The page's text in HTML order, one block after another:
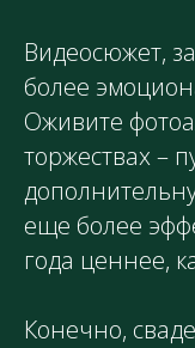
Видеосюжет,
более
Оживите
торжествах –
еще более
года ценнее,
Конечно,